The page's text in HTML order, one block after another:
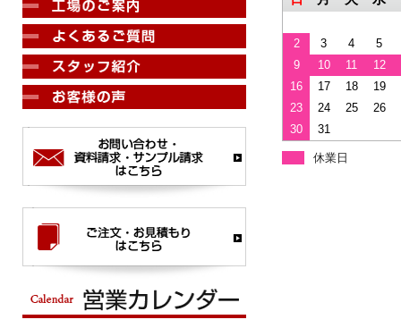
2 3 4
5
9
10 11
12
16
17 18
19
23
24 25
26
30
31
休業日